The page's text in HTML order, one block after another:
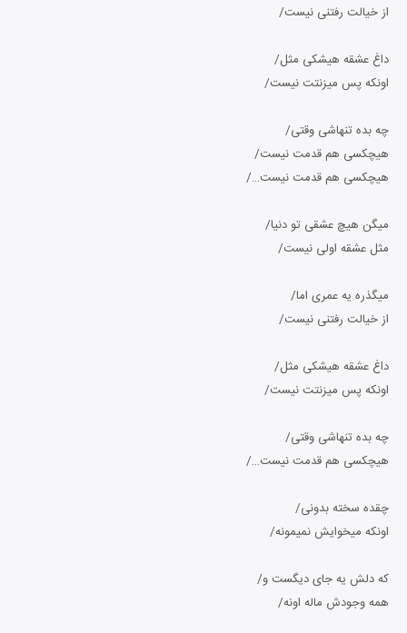
از خیالت رفتنی نیست/
داغ عشقه هیشکی مثل/
اونکه پس میزنتت نیست/
چه بده تنهاشی وقتی/
هیچکسی هم قدمت نیست/
هیچکسی هم قدمت نیست…/
میگن هیچ عشقی تو دنیا/
مثل عشقه اولی نیست/
میگذره یه عمری اما/
از خیالت رفتنی نیست/
داغ عشقه هیشکی مثل/
اونکه پس میزنتت نیست/
چه بده تنهاشی وقتی/
هیچکسی هم قدمت نیست…/
چقده سخته بدونی/
اونکه میخوایش نمیمونه/
که دلش یه جای دیگست و/
همه وجودش ماله اونه/